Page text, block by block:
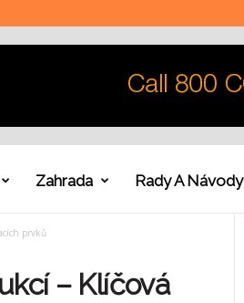
Zahrada Rady A Návody
prvků
– Klíčová